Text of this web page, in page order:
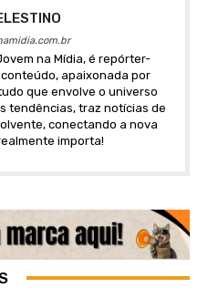
na Mídia, é repórter-
apaixonada por
que envolve o universo
tendências, traz notícias de
conectando a nova
importa!